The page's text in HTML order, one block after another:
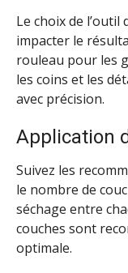
Le choix de
impacter le
rouleau pour les
les coins et les
avec précision.
Application
Suivez les
le nombre de
séchage entre
couches sont
optimale.